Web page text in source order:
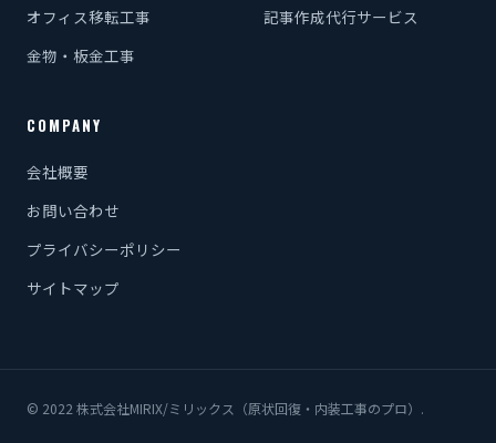
オフィス移転工事
金物・板金工事
記事作成代行サービス
COMPANY
会社概要
お問い合わせ
プライバシーポリシー
サイトマップ
© 2022 株式会社MIRIX/ミリックス（原状回復・内装工事のプロ）.